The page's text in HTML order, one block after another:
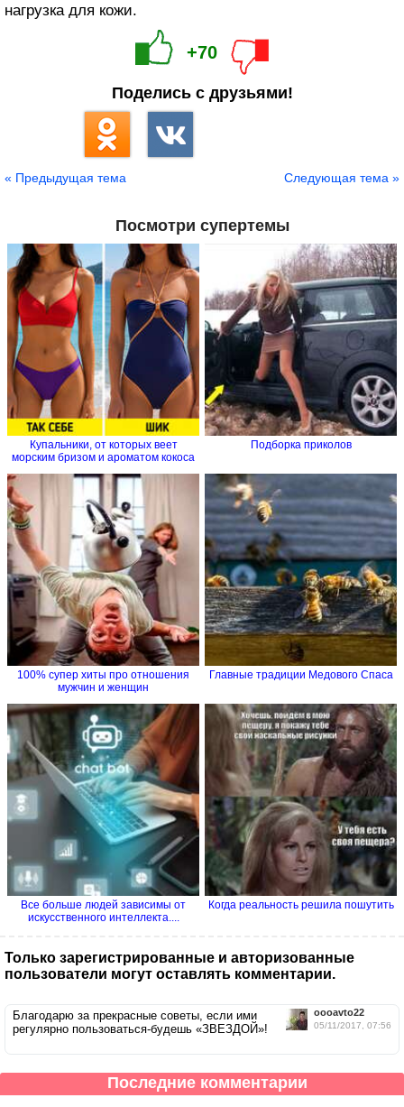
нагрузка для кожи.
+70
Поделись с друзьями!
« Предыдущая тема Следующая тема »
Посмотри супертемы
Купальники, от которых веет
морским бризом и ароматом кокоса
Подборка приколов
100% супер хиты про отношения
мужчин и женщин
Главные традиции Медового Спаса
Все больше людей зависимы от
искусственного интеллекта....
Когда реальность решила пошутить
Только зарегистрированные и авторизованные
пользователи могут оставлять комментарии.
oooavto22
05/11/2017, 07:56
Благодарю за прекрасные советы, если ими
регулярно пользоваться-будешь «ЗВЕЗДОЙ»!
Последние комментарии